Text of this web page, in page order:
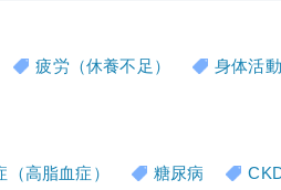
疲労（休養不足）
身体活
（高脂血症） 糖尿病